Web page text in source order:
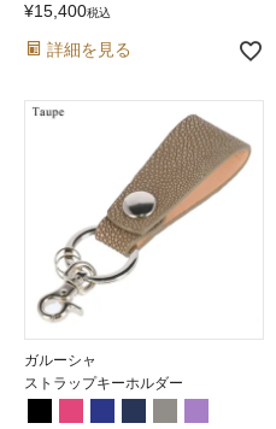
¥15,400税込
詳細を見る
ガルーシャ
ストラップキーホルダー